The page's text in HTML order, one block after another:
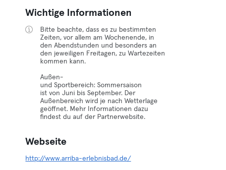
Wichtige Informationen
Bitte beachte, dass es zu bestimmten
Zeiten, vor allem am Wochenende, in
den Abendstunden und besonders an
den jeweiligen Freitagen, zu Wartezeiten
kommen kann.
Außen-
und Sportbereich: Sommersaison
ist von Juni bis September. Der
Außenbereich wird je nach Wetterlage
geöffnet. Mehr Informationen dazu
findest du auf der Partnerwebsite.
Webseite
http://www.arriba-erlebnisbad.de/